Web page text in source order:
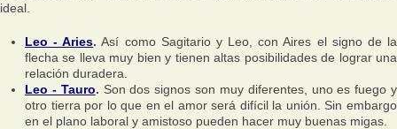
ideal.
Leo - Aries. Así como Sagitario y Leo, con Aires el signo de la
flecha se lleva muy bien y tienen altas posibilidades de lograr una
relación duradera.
Leo - Tauro. Son dos signos son muy diferentes, uno es fuego y
otro tierra por lo que en el amor será difícil la unión. Sin embargo
en el plano laboral y amistoso pueden hacer muy buenas migas.